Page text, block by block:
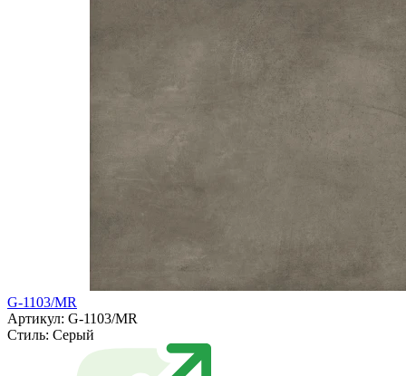
G-1103/MR
Артикул: G-1103/MR
Стиль: Серый